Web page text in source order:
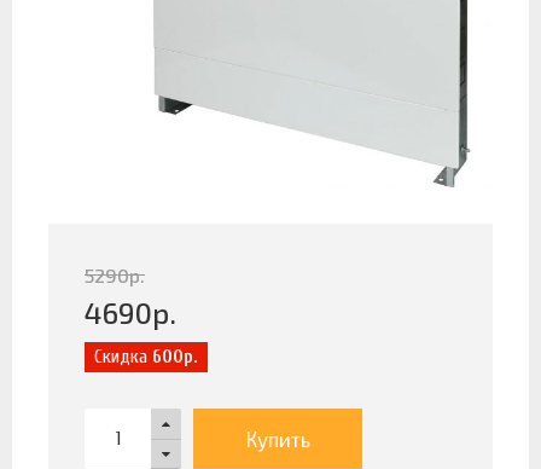
5290р.
4690р.
Скидка 600р.
Купить